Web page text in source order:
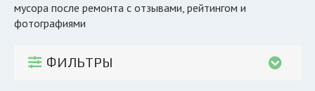
Компании
КОМПАНИЯМ
мусора после ремонта с отзывами, рейтингом и
фотографиями
ФИЛЬТРЫ